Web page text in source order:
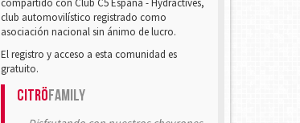
compartido con Club C5 España - Hydractives,
club automovilístico registrado como
asociación nacional sin ánimo de lucro.
El registro y acceso a esta comunidad es
gratuito.
CitröFamily